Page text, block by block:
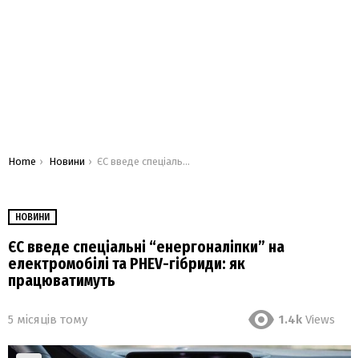
You are here:
Home Новини ЄС введе спеціальні “енергоналіпки” на електромобілі та PHEV-гібриди: як працюватимуть
НОВИНИ
ЄС введе спеціальні “енергоналіпки” на
електромобілі та PHEV-гібриди: як
працюватимуть
5 місяців тому 1.4k Views